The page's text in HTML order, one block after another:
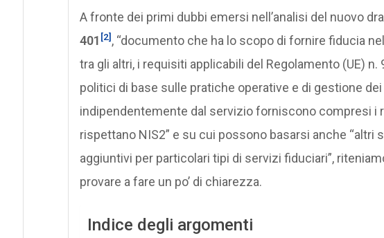
A fronte dei primi dubbi emersi nell’analisi del nuovo
401 [2] , “documento che ha lo scopo di fornire fiducia
tra gli altri, i requisiti applicabili del Regolamento (UE)
politici di base sulle pratiche operative e di gestione
indipendentemente dal servizio forniscono compresi i
rispettano NIS2” e su cui possono basarsi anche “altri
aggiuntivi per particolari tipi di servizi fiduciari”,
provare a fare un po’ di chiarezza.
Indice degli argomenti